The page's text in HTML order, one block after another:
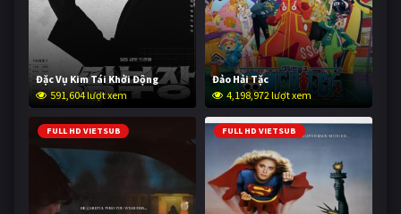
Đặc Vụ Kim Tái Khởi Động
591,604 lượt xem
Đảo Hải Tặc
4,198,972 lượt xem
FULL HD VIETSUB FULL HD VIETSUB